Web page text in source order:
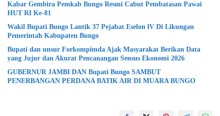
Kabar Gembira Pemkab Bungo Resmi Cabut Pembatasan Pawai
HUT RI Ke-81
Wakil Bupati Bungo Lantik 37 Pejabat Eselon lV Di Likungan
Pemerintah Kabupaten Bungo
Bupati dan unsur Forkompimda Ajak Masyarakat Berikan Data
yang Jujur dan Akurat Pencanangan Sensus Ekonomi 2026
GUBERNUR JAMBI DAN Bupati Bungo SAMBUT
PENERBANGAN PERDANA BATIK AIR DI MUARA BUNGO